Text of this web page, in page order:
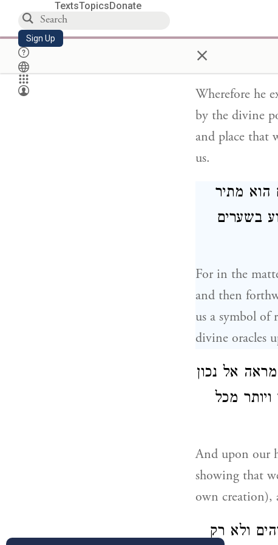
TextsTopicsDonate
Sign Up ×
ולחשוב תמיד
Wherefore he
by the divine
and place that
us.
הוא מתיר
בשערים
For in the
and then
us a symbol of
divine oracles
אל נכון
מכל
And upon our
showing that
own creation),
ולא רק